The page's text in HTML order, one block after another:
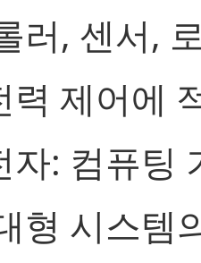
러, 센서,
력 제어에
자: 컴퓨팅
형 시스템